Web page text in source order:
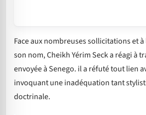
Face aux nombreuses sollicitations et
son nom, Cheikh Yérim Seck a réagi à
envoyée à Senego. il a réfuté tout lien
invoquant une inadéquation tant
doctrinale.